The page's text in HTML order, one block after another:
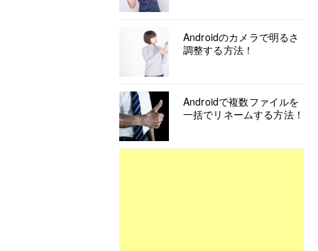
Androidのカメラで明るさ
調整する方法！
Androidで複数ファイルを
一括でリネームする方法！